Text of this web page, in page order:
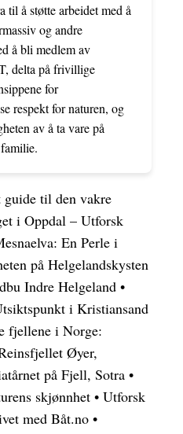
til å støtte arbeidet med å
og andre
å bli medlem av
delta på frivillige
for
respekt for naturen, og
av å ta vare på
til den vakre
i Oppdal – Utforsk
En Perle i
på Helgelandskysten
Indre Helgeland •
i Kristiansand
fjellene i Norge:
Øyer,
på Fjell, Sotra •
skjønnhet • Utforsk
med Båt.no •